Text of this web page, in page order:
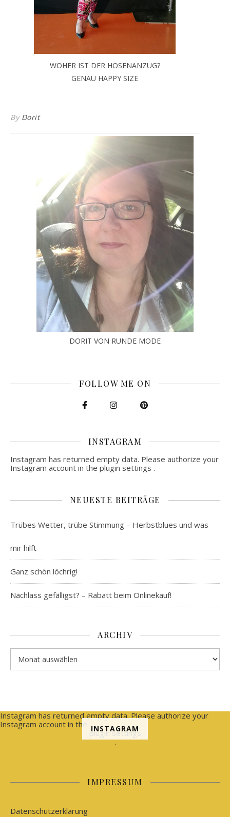
WOHER IST DER HOSENANZUG?
GENAU HAPPY SIZE
By Dorit
DORIT VON RUNDE MODE
FOLLOW ME ON
INSTAGRAM
Instagram has returned empty data. Please authorize your
Instagram account in the plugin settings .
NEUESTE BEITRÄGE
Trübes Wetter, trübe Stimmung – Herbstblues und was
mir hilft
Ganz schön löchrig!
Nachlass gefälligst? – Rabatt beim Onlinekauf!
ARCHIV
Archiv
INSTAGRAM
Instagram has returned empty data. Please authorize your
Instagram account in the
plugin settings
.
IMPRESSUM
Datenschutzerklärung